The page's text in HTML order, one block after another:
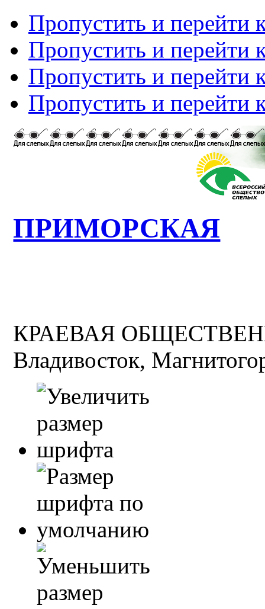
Пропустить и перейти
Пропустить и перейти
Пропустить и перейти
Пропустить и перейти
ПРИМОРСКАЯ
КРАЕВАЯ
Владивосток,